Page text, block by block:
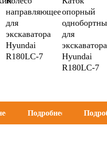
направляющее
для
экскаватора
Hyundai
R180LC-7
Подробнее
опорный
для
экскаватора
Hyundai
R180LC-7